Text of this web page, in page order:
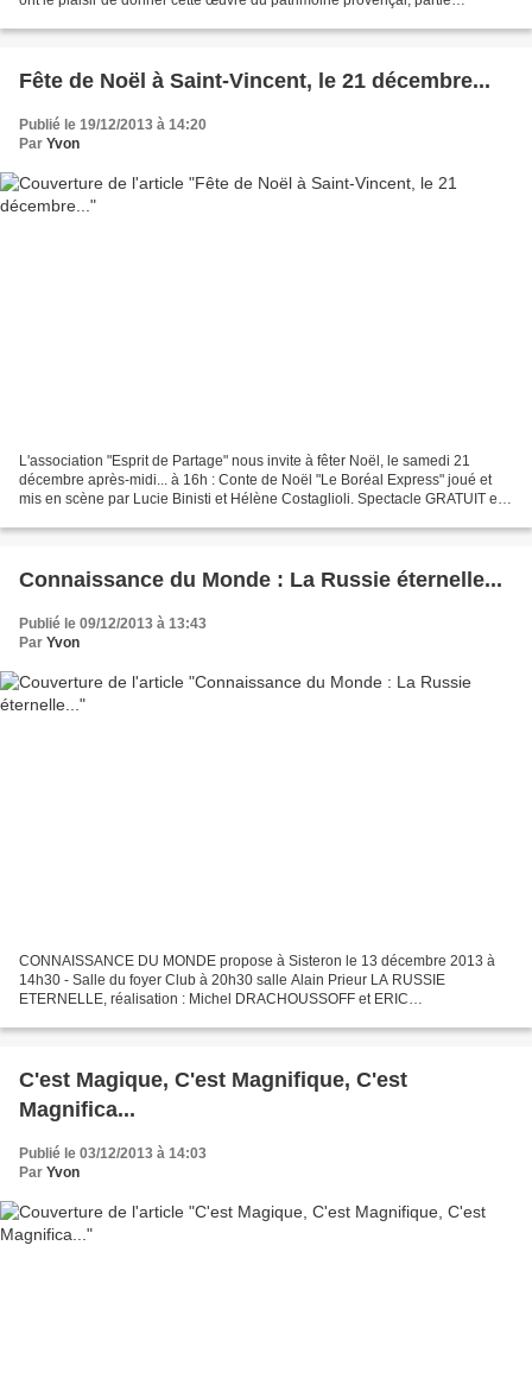
Fête de Noël à Saint-Vincent, le 21 décembre...
Publié le 19/12/2013 à 14:20
Par Yvon
L'association "Esprit de Partage" nous invite à fêter Noël, le samedi 21
décembre après-midi... à 16h : Conte de Noël "Le Boréal Express" joué et
mis en scène par Lucie Binisti et Hélène Costaglioli. Spectacle GRATUIT et
Connaissance du Monde : La Russie éternelle...
Publié le 09/12/2013 à 13:43
Par Yvon
CONNAISSANCE DU MONDE propose à Sisteron le 13 décembre 2013 à
14h30 - Salle du foyer Club à 20h30 salle Alain Prieur LA RUSSIE
ETERNELLE, réalisation : Michel DRACHOUSSOFF et ERIC
répond...
C'est Magique, C'est Magnifique, C'est
Magnifica...
Publié le 03/12/2013 à 14:03
Par Yvon